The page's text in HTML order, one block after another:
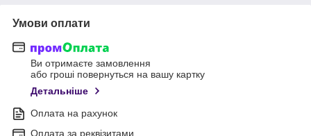
Умови оплати
Ви отримаєте замовлення
або гроші повернуться на вашу картку
Детальніше
Оплата на рахунок
Оплата за реквізитами